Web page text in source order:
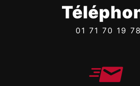
01 71 70 19 78